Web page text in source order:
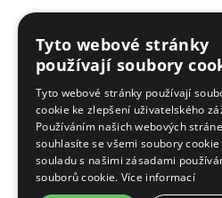
Tyto webové stránky
používají soubory
Tyto webové stránky používají
cookie ke zlepšení uživatelského
Používáním našich webových
souhlasíte se všemi soubory cookie
souladu s našimi zásadami
souborů cookie. Více informací